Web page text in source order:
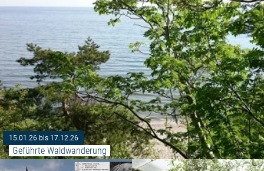
15.01.26 bis 17.12.26
Geführte Waldwanderung
Weiterlesen: "Exklusive